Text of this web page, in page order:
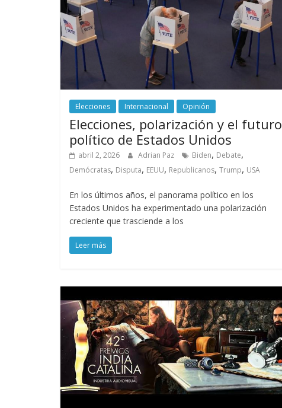
Elecciones Internacional Opinión
Elecciones, polarización y el futuro
político de Estados Unidos
abril 2, 2026 Adrian Paz Biden, Debate,
Demócratas, Disputa, EEUU, Republicanos, Trump, USA
En los últimos años, el panorama político en los
Estados Unidos ha experimentado una polarización
creciente que trasciende a los
Leer más